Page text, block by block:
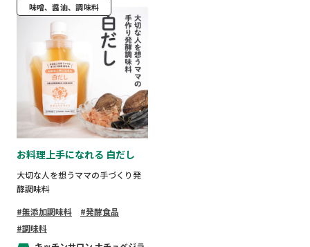
味噌、醤油、調味料
お料理上手になれる 白だし
大切な人を想うママの手づくり発
酵調味料
無添加調味料
発酵食品
調味料